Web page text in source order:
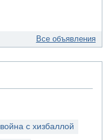
Все объявления
война с хизбаллой